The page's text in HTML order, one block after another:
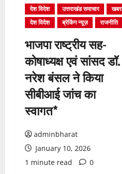
देश विदेश उत्तराखंड समाचार
खबर
देश विदेश
ब्रेकिंग न्यूज़ राजनीति
भाजपा राष्ट्रीय सह-
कोषाध्यक्ष एवं सांसद डॉ.
नरेश बंसल ने किया
सीबीआई जांच का
स्वागत*
adminbharat
January 10, 2026
1 minute read
0